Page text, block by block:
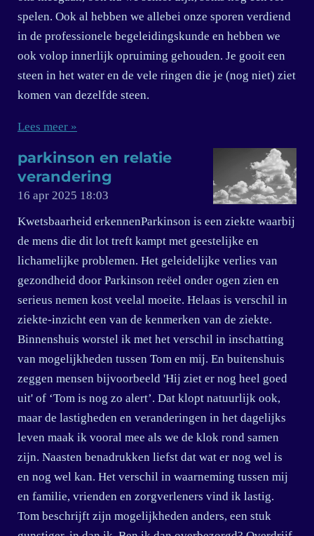
spelen. Ook al hebben we allebei onze sporen verdiend
in de professionele begeleidingskunde en hebben we
ook volop innerlijk opruiming gehouden. Je gooit een
steen in het water en de vele ringen die je (nog niet) ziet
komen van dezelfde steen.
Lees meer »
parkinson en relatie
verandering
16 apr 2025 18:03
Kwetsbaarheid erkennenParkinson is een ziekte waarbij
de mens die dit lot treft kampt met geestelijke en
lichamelijke problemen. Het geleidelijke verlies van
gezondheid door Parkinson reëel onder ogen zien en
serieus nemen kost veelal moeite. Helaas is verschil in
ziekte-inzicht een van de kenmerken van de ziekte.
Binnenshuis worstel ik met het verschil in inschatting
van mogelijkheden tussen Tom en mij. En buitenshuis
zeggen mensen bijvoorbeeld 'Hij ziet er nog heel goed
uit' of ‘Tom is nog zo alert’. Dat klopt natuurlijk ook,
maar de lastigheden en veranderingen in het dagelijks
leven maak ik vooral mee als we de klok rond samen
zijn. Naasten benadrukken liefst dat wat er nog wel is
en nog wel kan. Het verschil in waarneming tussen mij
en familie, vrienden en zorgverleners vind ik lastig.
Tom beschrijft zijn mogelijkheden anders, een stuk